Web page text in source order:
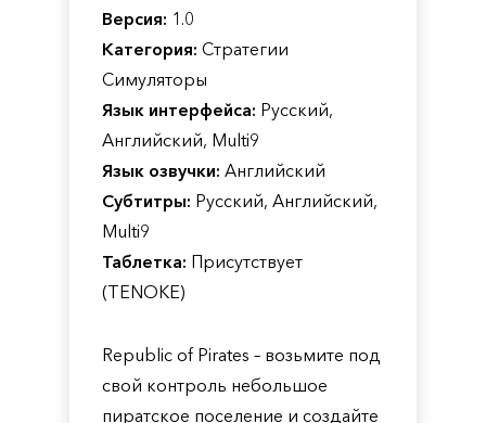
Версия: 1.0
Категория: Стратегии
Симуляторы
Язык интерфейса: Русский,
Английский, Multi9
Язык озвучки: Английский
Субтитры: Русский, Английский,
Multi9
Таблетка: Присутствует
(TENOKE)
Republic of Pirates – возьмите под
свой контроль небольшое
пиратское поселение и создайте